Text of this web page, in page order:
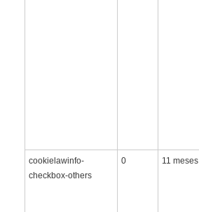
cookielawinfo-
checkbox-others
0 11 meses